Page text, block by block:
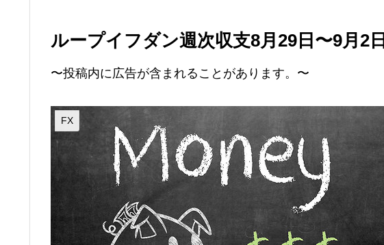
ループイフダン週次収支8月29日〜9月2日
〜投稿内に広告が含まれることがあります。〜
FX